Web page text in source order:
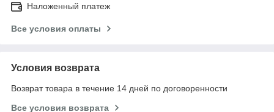
Наложенный платеж
Все условия оплаты
Условия возврата
Возврат товара в течение 14 дней по договоренности
Все условия возврата